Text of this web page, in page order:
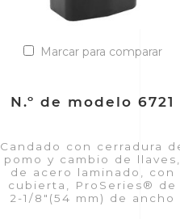
Marcar para comparar
N.º de modelo 6721
Candado con cerradura
pomo y cambio de llaves,
de acero laminado, con
cubierta, ProSeries® de
2-1/8"(54 mm) de ancho